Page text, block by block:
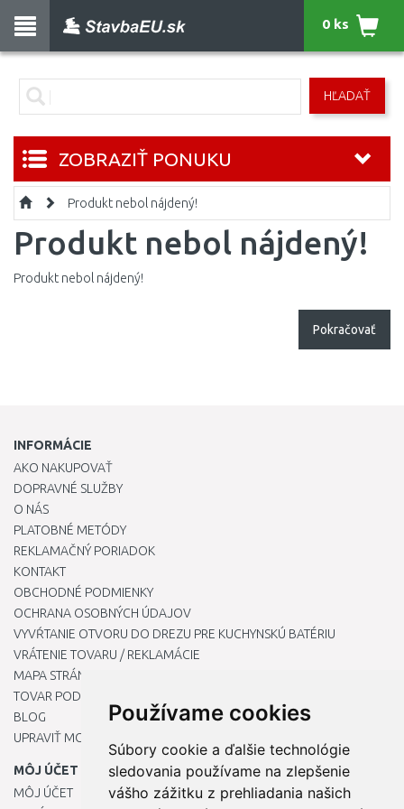
Používame cookies
Súbory cookie a ďalšie technológie
sledovania používame na zlepšenie
vášho zážitku z prehliadania našich
HĽADAŤ
0 ks
ZOBRAZIŤ PONUKU
Produkt nebol nájdený!
Produkt nebol nájdený!
Produkt nebol nájdený!
Pokračovať
INFORMÁCIE
AKO NAKUPOVAŤ
DOPRAVNÉ SLUŽBY
O NÁS
PLATOBNÉ METÓDY
REKLAMAČNÝ PORIADOK
KONTAKT
OBCHODNÉ PODMIENKY
OCHRANA OSOBNÝCH ÚDAJOV
VYVŔTANIE OTVORU DO DREZU PRE KUCHYNSKÚ BATÉRIU
VRÁTENIE TOVARU / REKLAMÁCIE
MAPA STRÁNOK
TOVAR PODĽA ZNAČIEK
BLOG
UPRAVIŤ MOJE PREDVOĽBY COOKIES
MÔJ ÚČET
MÔJ ÚČET